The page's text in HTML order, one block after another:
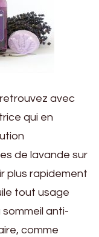
avec
qui en
de lavande sur
plus rapidement
tout usage
anti-
comme